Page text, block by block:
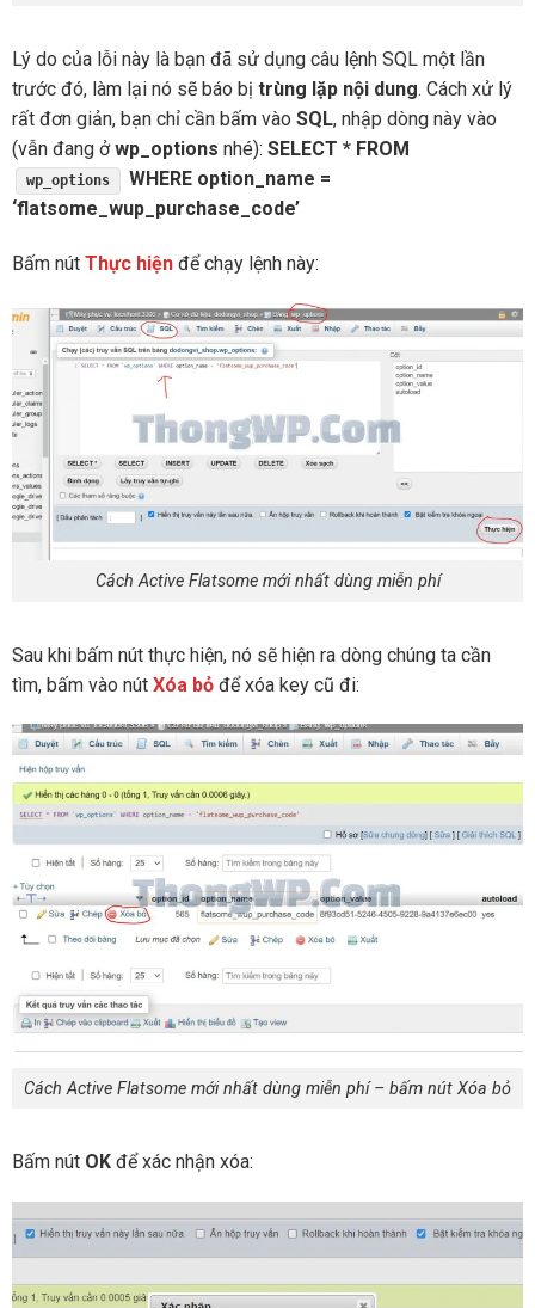
Lý do của lỗi này là bạn đã sử dụng câu lệnh SQL một lần
trước đó, làm lại nó sẽ báo bị trùng lặp nội dung. Cách xử lý
rất đơn giản, bạn chỉ cần bấm vào SQL, nhập dòng này vào
(vẫn đang ởwp_options nhé): SELECT * FROM
wp_options
WHERE option_name =
‘flatsome_wup_purchase_code’
Bấm nút Thực hiện để chạy lệnh này:
Cách Active Flatsome mới nhất dùng miễn phí
Sau khi bấm nút thực hiện, nó sẽ hiện ra dòng chúng ta cần
tìm, bấm vào nút Xóa bỏ để xóa key cũ đi:
Cách Active Flatsome mới nhất dùng miễn phí – bấm nút Xóa bỏ
Bấm nút OK để xác nhận xóa: